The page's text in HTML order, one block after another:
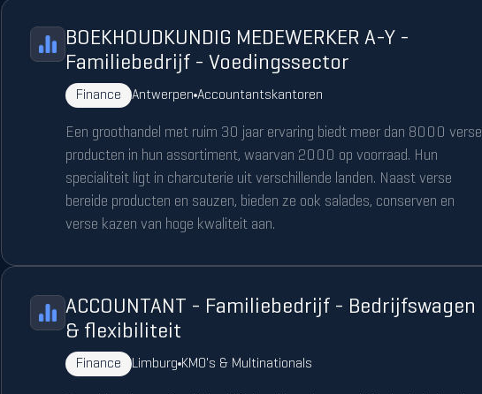
BOEKHOUDKUNDIG MEDEWERKER A-Y -
Familiebedrijf - Voedingssector
Finance Antwerpen Accountantskantoren
Een groothandel met ruim 30 jaar ervaring biedt meer dan 8000 verse
producten in hun assortiment, waarvan 2000 op voorraad. Hun
specialiteit ligt in charcuterie uit verschillende landen. Naast verse
bereide producten en sauzen, bieden ze ook salades, conserven en
verse kazen van hoge kwaliteit aan.
ACCOUNTANT - Familiebedrijf - Bedrijfswagen
& flexibiliteit
Finance Limburg KMO's & Multinationals